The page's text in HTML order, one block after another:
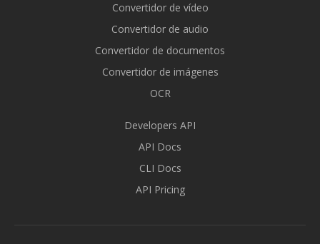
Convertidor de vídeo
Convertidor de audio
Convertidor de documentos
Convertidor de imágenes
OCR
Developers API
API Docs
CLI Docs
API Pricing